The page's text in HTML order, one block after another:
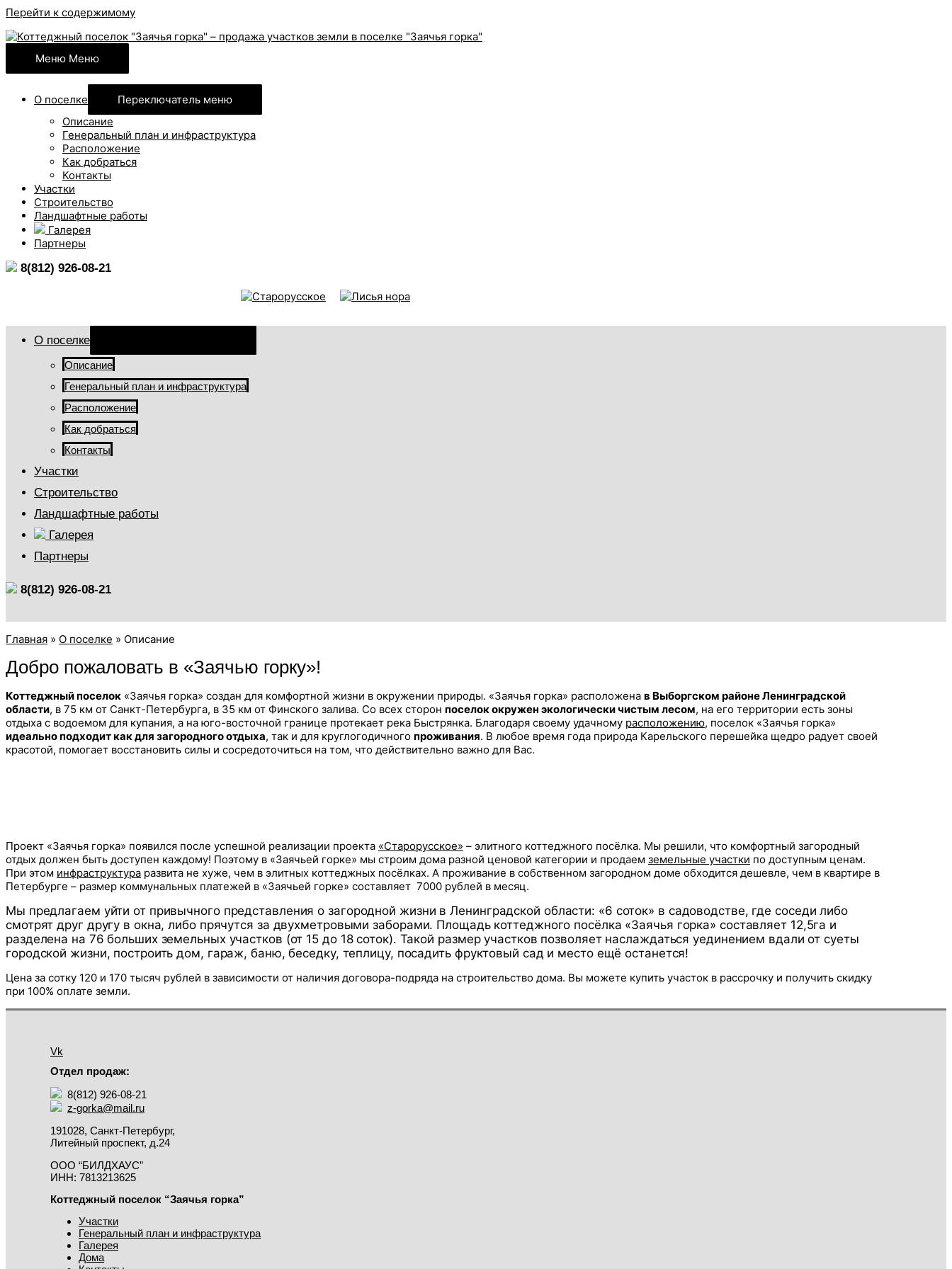
Перейти к содержимому
Меню Меню
О поселке
Переключатель меню
Описание
Генеральный план и инфраструктура
Расположение
Как добраться
Контакты
Участки
Строительство
Ландшафтные работы
Галерея
Партнеры
8(812) 926-08-21
О поселке
Описание
Генеральный план и инфраструктура
Расположение
Как добраться
Контакты
Участки
Строительство
Ландшафтные работы
Галерея
Партнеры
8(812) 926-08-21
Главная » О поселке » Описание
Добро пожаловать в «Заячью горку»!
Коттеджный поселок «Заячья горка» создан для комфортной жизни в окружении природы. «Заячья горка» расположена в Выборгском районе Ленинградской
области, в 75 км от Санкт-Петербурга, в 35 км от Финского залива. Со всех сторон поселок окружен экологически чистым лесом, на его территории есть зоны
отдыха с водоемом для купания, а на юго-восточной границе протекает река Быстрянка. Благодаря своему удачному расположению, поселок «Заячья горка»
идеально подходит как для загородного отдыха, так и для круглогодичного проживания. В любое время года природа Карельского перешейка щедро радует своей
красотой, помогает восстановить силы и сосредоточиться на том, что действительно важно для Вас.
Проект «Заячья горка» появился после успешной реализации проекта «Старорусское» – элитного коттеджного посёлка. Мы решили, что комфортный загородный
отдых должен быть доступен каждому! Поэтому в «Заячьей горке» мы строим дома разной ценовой категории и продаем земельные участки по доступным ценам.
При этом инфраструктура развита не хуже, чем в элитных коттеджных посёлках. А проживание в собственном загородном доме обходится дешевле, чем в квартире в
Петербурге – размер коммунальных платежей в «Заячьей горке» составляет 7000 рублей в месяц.
Мы предлагаем уйти от привычного представления о загородной жизни в Ленинградской области: «6 соток» в садоводстве, где соседи либо
смотрят друг другу в окна, либо прячутся за двухметровыми заборами. Площадь коттеджного посёлка «Заячья горка» составляет 12,5га и
разделена на 76 больших земельных участков (от 15 до 18 соток). Такой размер участков позволяет наслаждаться уединением вдали от суеты
городской жизни, построить дом, гараж, баню, беседку, теплицу, посадить фруктовый сад и место ещё останется!
Цена за сотку 120 и 170 тысяч рублей в зависимости от наличия договора-подряда на строительство дома. Вы можете купить участок в рассрочку и получить скидку
при 100% оплате земли.
Vk
Отдел продаж:
8(812) 926-08-21
z-gorka@mail.ru
191028, Санкт-Петербург,
Литейный проспект, д.24
ООО “БИЛДХАУС”
ИНН: 7813213625
Коттеджный поселок “Заячья горка”
Участки
Генеральный план и инфраструктура
Галерея
Дома